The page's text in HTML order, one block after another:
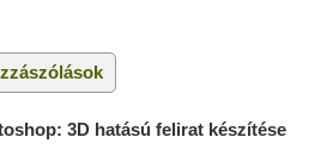
3D hatású felirat készítése